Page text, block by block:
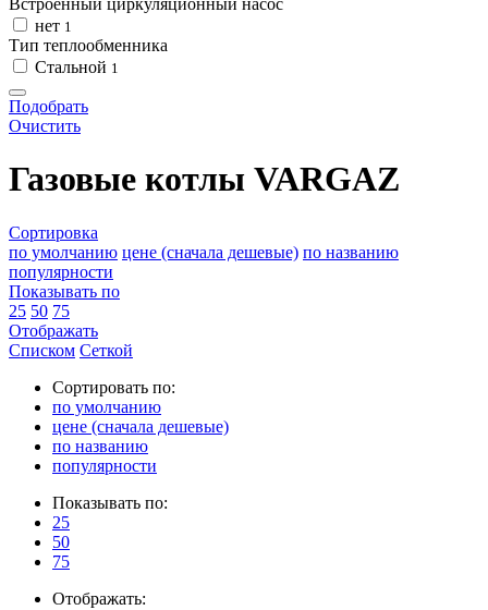
Встроенный циркуляционный насос
нет 1
Тип теплообменника
Стальной 1
Подобрать
Очистить
Газовые котлы VARGAZ
Сортировка
по умолчанию цене (сначала дешевые) по названию
популярности
Показывать по
25 50 75
Отображать
Списком Сеткой
Сортировать по:
по умолчанию
цене (сначала дешевые)
по названию
популярности
Показывать по:
25
50
75
Отображать: